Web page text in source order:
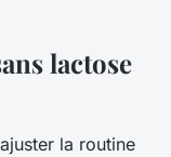
lactose
la routine